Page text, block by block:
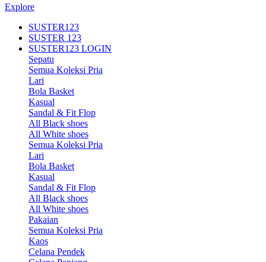
Explore
SUSTER123
SUSTER 123
SUSTER123 LOGIN
Sepatu
Semua Koleksi Pria
Lari
Bola Basket
Kasual
Sandal & Fit Flop
All Black shoes
All White shoes
Semua Koleksi Pria
Lari
Bola Basket
Kasual
Sandal & Fit Flop
All Black shoes
All White shoes
Pakaian
Semua Koleksi Pria
Kaos
Celana Pendek